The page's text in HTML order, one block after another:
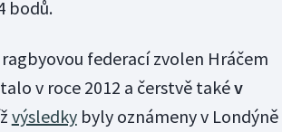
bodů.
federací zvolen Hráčem
v roce 2012 a čerstvě takév
výsledkybyly oznámeny v Londýně